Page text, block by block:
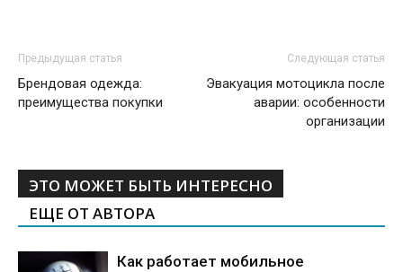
Предыдущая статья
Брендовая одежда:
преимущества покупки
Следующая статья
Эвакуация мотоцикла после
аварии: особенности
организации
ЭТО МОЖЕТ БЫТЬ ИНТЕРЕСНО
ЕЩЕ ОТ АВТОРА
Как работает мобильное